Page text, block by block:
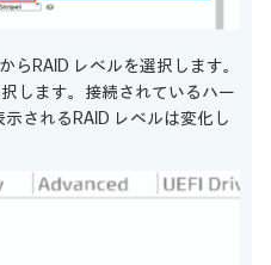
らRAID レベルを選択します。
します。接続されているハー
されるRAID レベルは変化し